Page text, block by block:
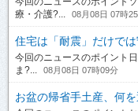
療・介護?...
08月08日 07時
住宅は「耐震」だけで
今回のニュースのポイント
ま?...
08月08日 07時09分
お盆の帰省手土産、何